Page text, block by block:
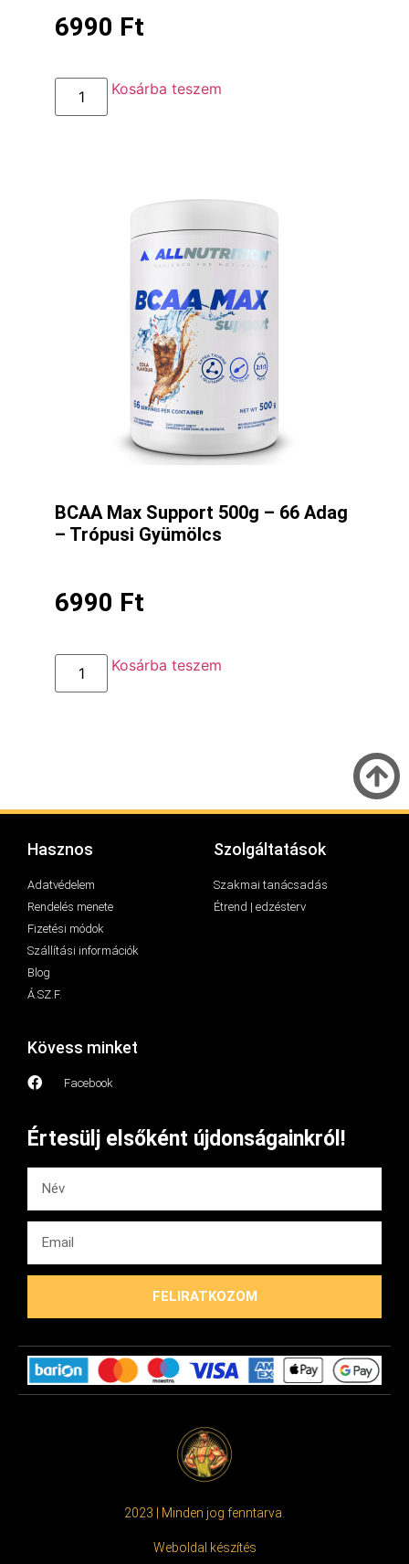
6990 Ft
Kosárba teszem
BCAA Max Support 500g – 66 Adag
– Trópusi Gyümölcs
6990 Ft
Kosárba teszem
Hasznos
Adatvédelem
Rendelés menete
Fizetési módok
Szállítási információk
Blog
Á.SZ.F.
Szolgáltatások
Szakmai tanácsadás
Étrend | edzésterv
Kövess minket
Facebook
Értesülj elsőként újdonságainkról!
FELIRATKOZOM
2023 | Minden jog fenntarva.
Weboldal készítés